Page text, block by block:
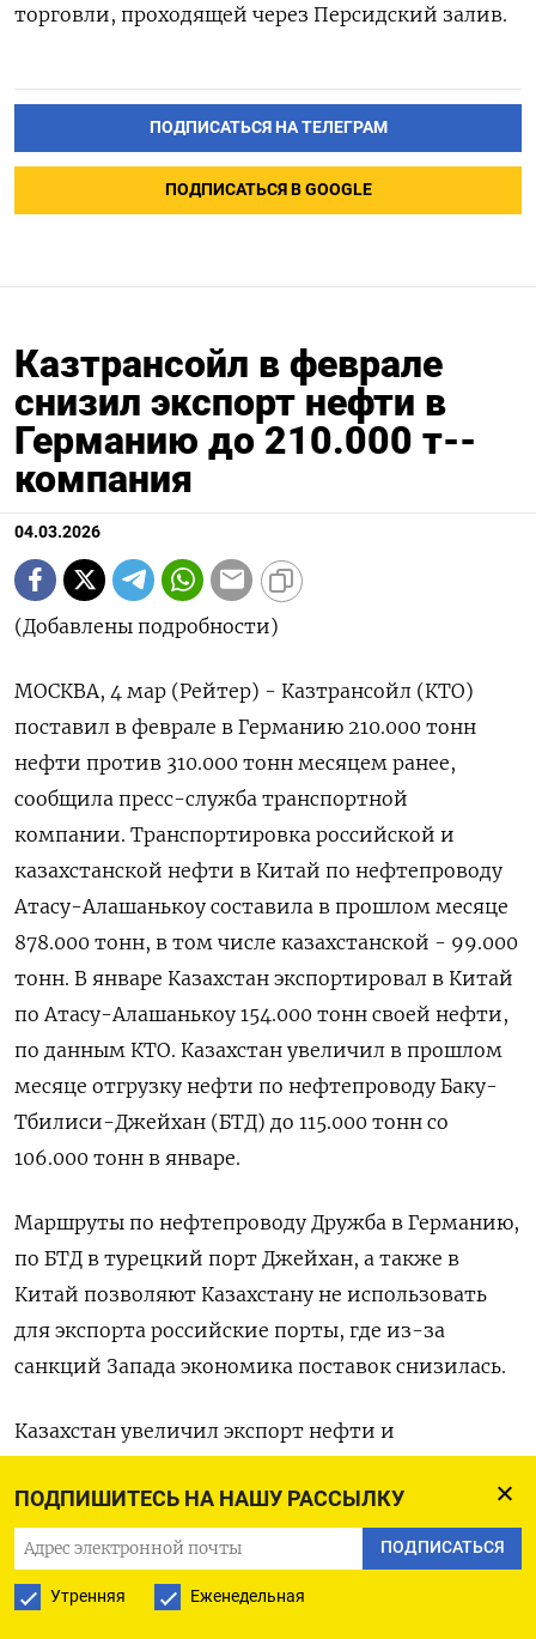
ПОДПИШИТЕСЬ НА НАШУ РАССЫЛКУ
ПОДПИСАТЬСЯ
Утренняя Еженедельная
торговли, проходящей через Персидский залив.
ПОДПИСАТЬСЯ НА ТЕЛЕГРАМ
ПОДПИСАТЬСЯ В GOOGLE
Казтрансойл в феврале
снизил экспорт нефти в
Германию до 210.000 т--
компания
04.03.2026
(Добавлены подробности)
МОСКВА, 4 мар (Рейтер) - Казтрансойл (КТО)
поставил в феврале в Германию 210.000 тонн
нефти против 310.000 ‌тонн месяцем ранее,
сообщила пресс-служба транспортной
компании. Транспортировка российской и
казахстанской нефти в Китай по нефтепроводу ​
Атасу-Алашанькоу составила ​в ​прошлом месяце
878.000 тонн, ⁠в том числе ‌казахстанской - 99.000
тонн. В январе ‌Казахстан экспортировал в Китай
по Атасу-Алашанькоу 154.000 тонн ​своей нефти,
по данным КТО. Казахстан ‌увеличил в прошлом
месяце отгрузку ​нефти по нефтепроводу Баку-
Тбилиси-Джейхан (БТД) до 115.000 тонн ‌со
106.000 тонн в январе.
Маршруты по нефтепроводу Дружба в Германию,
по БТД ​в турецкий порт ​Джейхан, а ‌также в
Китай позволяют Казахстану не использовать ​
для экспорта российские порты, где из-за
санкций Запада экономика поставок снизилась.
Казахстан увеличил экспорт нефти и
уровня 2024-го до 78,7 миллиона ​тонн.
Казтрансойл является ⁠крупнейшей
нефтетранспортной компанией Казахстана,